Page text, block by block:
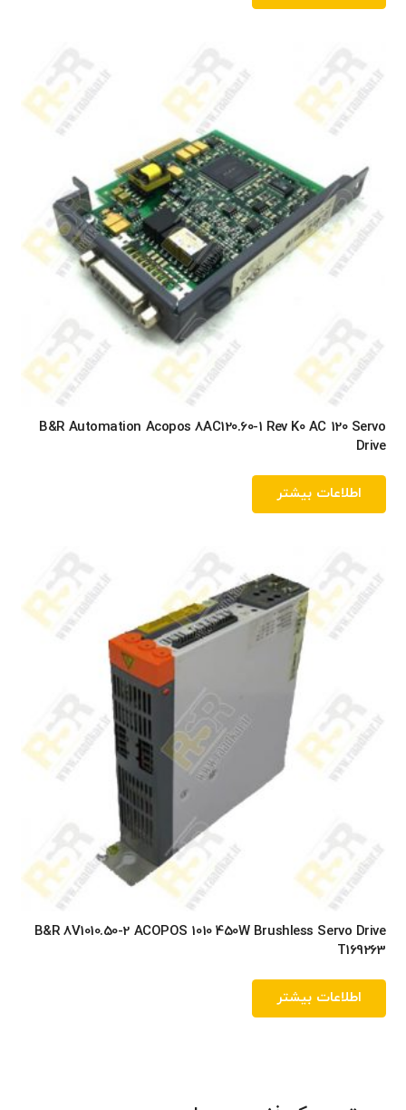
B&R Automation Acopos 8AC120.60-1 Rev K0 AC 120 Servo
Drive
اطلاعات بیشتر
B&R 8V1010.50-2 ACOPOS 1010 450W Brushless Servo Drive
T169263
اطلاعات بیشتر